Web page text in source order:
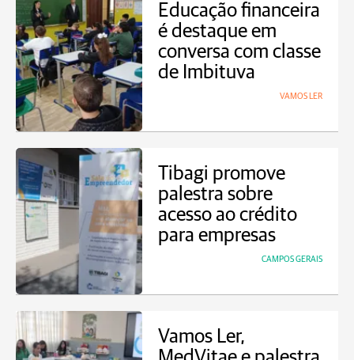
Educação financeira
é destaque em
conversa com classe
de Imbituva
VAMOS LER
Tibagi promove
palestra sobre
acesso ao crédito
para empresas
CAMPOS GERAIS
Vamos Ler,